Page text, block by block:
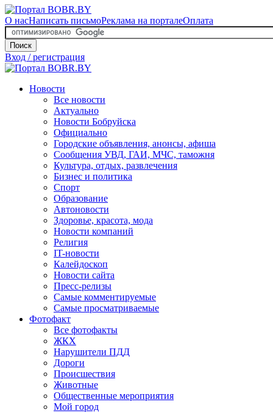
О насНаписать письмоРеклама на порталеОплата
Поиск
Вход / регистрация
Новости
Все новости
Актуально
Новости Бобруйска
Официально
Городские объявления, анонсы, афиша
Сообщения УВД, ГАИ, МЧС, таможня
Культура, отдых, развлечения
Бизнес и политика
Спорт
Образование
Автоновости
Здоровье, красота, мода
Новости компаний
Религия
IT-новости
Калейдоскоп
Новости сайта
Пресс-релизы
Самые комментируемые
Самые просматриваемые
Фотофакт
Все фотофакты
ЖКХ
Нарушители ПДД
Дороги
Происшествия
Животные
Общественные мероприятия
Мой город